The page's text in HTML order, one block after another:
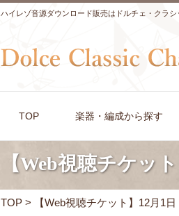
ハイレゾ音源ダウンロード販売はドルチェ・クラ
TOP 楽器・編成から探す
【Web視聴チケッ
TOP > 【Web視聴チケット】12月1